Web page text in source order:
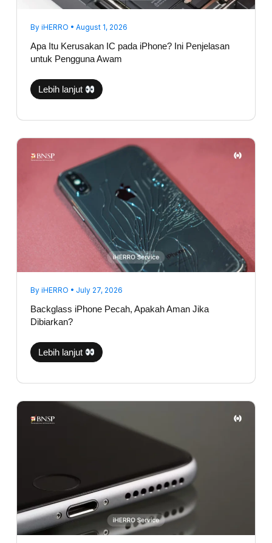
By iHERRO • August 1, 2026
Apa Itu Kerusakan IC pada iPhone? Ini Penjelasan
untuk Pengguna Awam
Lebih lanjut
By iHERRO • July 27, 2026
Backglass iPhone Pecah, Apakah Aman Jika
Dibiarkan?
Pecah,
Apakah
Aman
Dibiarkan?
Lebih lanjut
Suara
iPhone